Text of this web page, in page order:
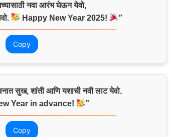
नवा आरंभ घेऊन येवो,
Happy New Year 2025! ”
Copy
सुख, शांती आणि यशाची नवी लाट येवो.
Year in advance!
”
Copy